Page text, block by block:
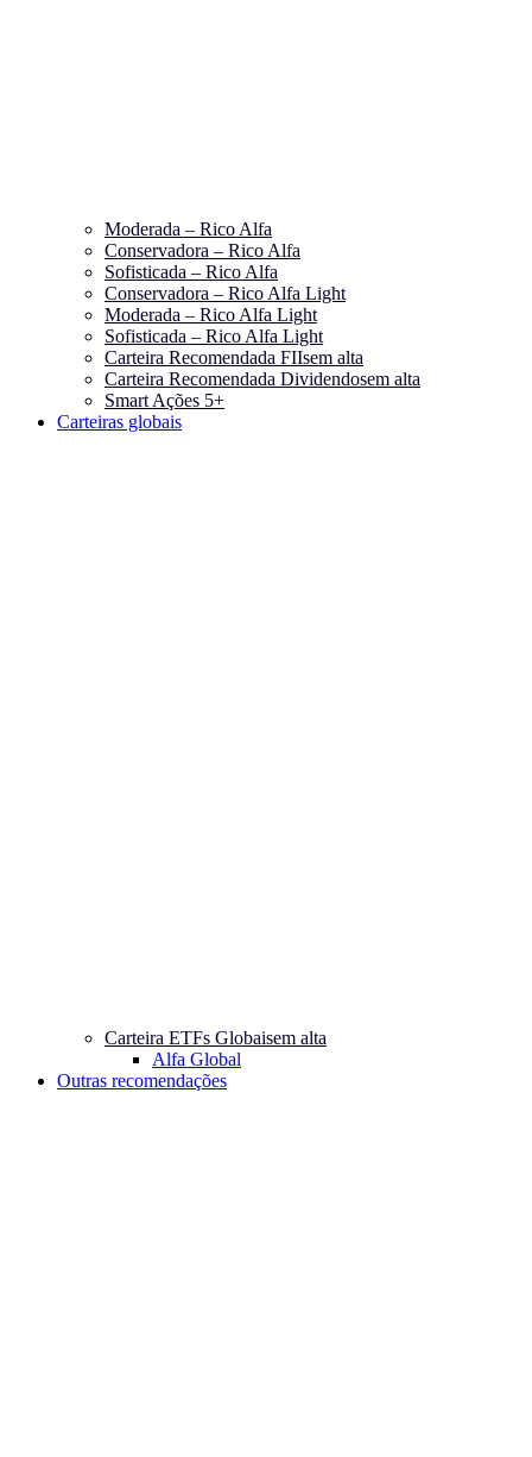
Moderada – Rico Alfa
Conservadora – Rico Alfa
Sofisticada – Rico Alfa
Conservadora – Rico Alfa Light
Moderada – Rico Alfa Light
Sofisticada – Rico Alfa Light
Carteira Recomendada FIIsem alta
Carteira Recomendada Dividendosem alta
Smart Ações 5+
Carteiras globais
Carteira ETFs Globaisem alta
Alfa Global
Outras recomendações